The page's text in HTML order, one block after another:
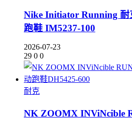
Nike Initiator Running 耐
跑鞋 IM5237-100
2026-07-23
29 0 0
耐克
NK ZOOMX INViNcible